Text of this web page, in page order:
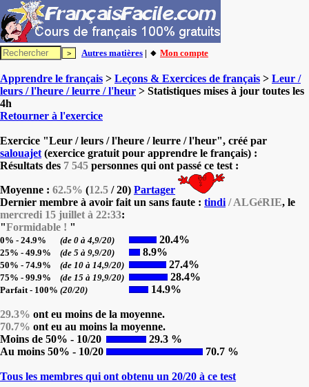
Autres matières | 🔸 Mon compte
Apprendre le français > Leçons & Exercices de français > Leur /
leurs / l'heure / leurre / l'heur > Statistiques mises à jour toutes les
4h
Retourner à l'exercice
Exercice "Leur / leurs / l'heure / leurre / l'heur", créé par
salouajet (exercice gratuit pour apprendre le français) :
Résultats des 7 545 personnes qui ont passé ce test :
Moyenne : 62.5% (12.5 / 20) Partager
Dernier membre à avoir fait un sans faute : tindi / ALGéRIE, le
mercredi 15 juillet à 22:33:
"Formidable ! "
0% - 24.9% (de 0 à 4,9/20) 20.4%
25% - 49.9% (de 5 à 9,9/20) 8.9%
50% - 74.9% (de 10 à 14,9/20) 27.4%
75% - 99.9% (de 15 à 19,9/20) 28.4%
Parfait - 100% (20/20) 14.9%
29.3% ont eu moins de la moyenne.
70.7% ont eu au moins la moyenne.
Moins de 50% - 10/20
29.3 %
Au moins 50% - 10/20
70.7 %
Tous les membres qui ont obtenu un 20/20 à ce test